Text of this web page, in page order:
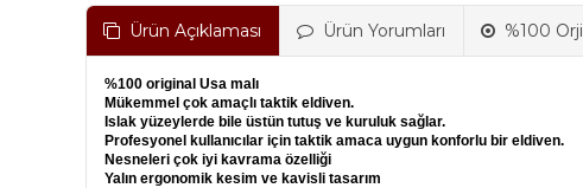
Ürün Açıklaması Ürün Yorumları %100
%100 original Usa malı
Mükemmel çok amaçlı taktik eldiven.
Islak yüzeylerde bile üstün tutuş ve kuruluk sağlar.
Profesyonel kullanıcılar için taktik amaca uygun konforlu bir eldiven.
Nesneleri çok iyi kavrama özelliği
Yalın ergonomik kesim ve kavisli tasarım